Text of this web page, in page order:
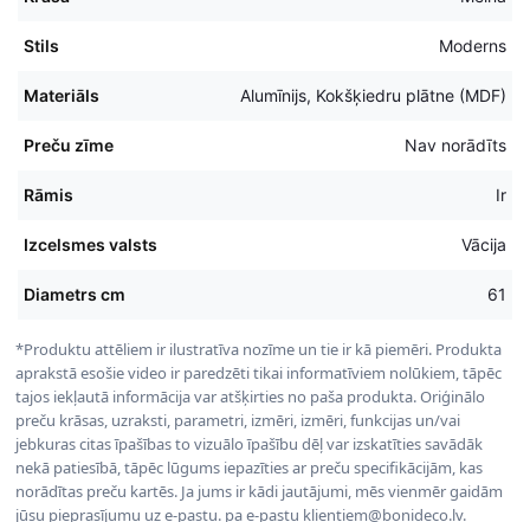
Stils Moderns
Materiāls Alumīnijs, Kokšķiedru plātne (MDF)
Preču zīme Nav norādīts
Rāmis Ir
Izcelsmes valsts Vācija
Diametrs cm 61
*Produktu attēliem ir ilustratīva nozīme un tie ir kā piemēri. Produkta
aprakstā esošie video ir paredzēti tikai informatīviem nolūkiem, tāpēc
tajos iekļautā informācija var atšķirties no paša produkta. Oriģinālo
preču krāsas, uzraksti, parametri, izmēri, izmēri, funkcijas un/vai
jebkuras citas īpašības to vizuālo īpašību dēļ var izskatīties savādāk
nekā patiesībā, tāpēc lūgums iepazīties ar preču specifikācijām, kas
norādītas preču kartēs. Ja jums ir kādi jautājumi, mēs vienmēr gaidām
jūsu pieprasījumu uz e-pastu. pa e-pastu klientiem@bonideco.lv.